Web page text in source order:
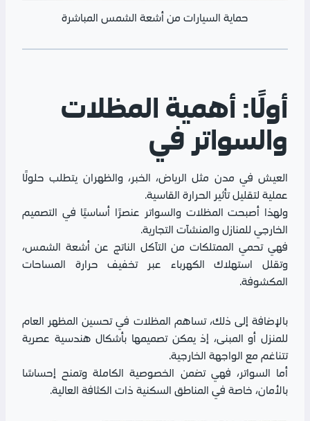
حماية السيارات من أشعة الشمس المباشرة
أولًا: أهمية المظلات
والسواتر في
العيش في مدن مثل الرياض، الخبر، والظهران يتطلب حلولًا
عملية لتقليل تأثير الحرارة القاسية.
ولهذا أصبحت المظلات والسواتر عنصرًا أساسيًا في التصميم
الخارجي للمنازل والمنشآت التجارية.
فهي تحمي الممتلكات من التآكل الناتج عن أشعة الشمس،
وتقلل استهلاك الكهرباء عبر تخفيف حرارة المساحات
المكشوفة.
بالإضافة إلى ذلك، تساهم المظلات في تحسين المظهر العام
للمنزل أو المبنى، إذ يمكن تصميمها بأشكال هندسية عصرية
تتناغم مع الواجهة الخارجية.
أما السواتر، فهي تضمن الخصوصية الكاملة وتمنح إحساسًا
بالأمان، خاصة في المناطق السكنية ذات الكثافة العالية.